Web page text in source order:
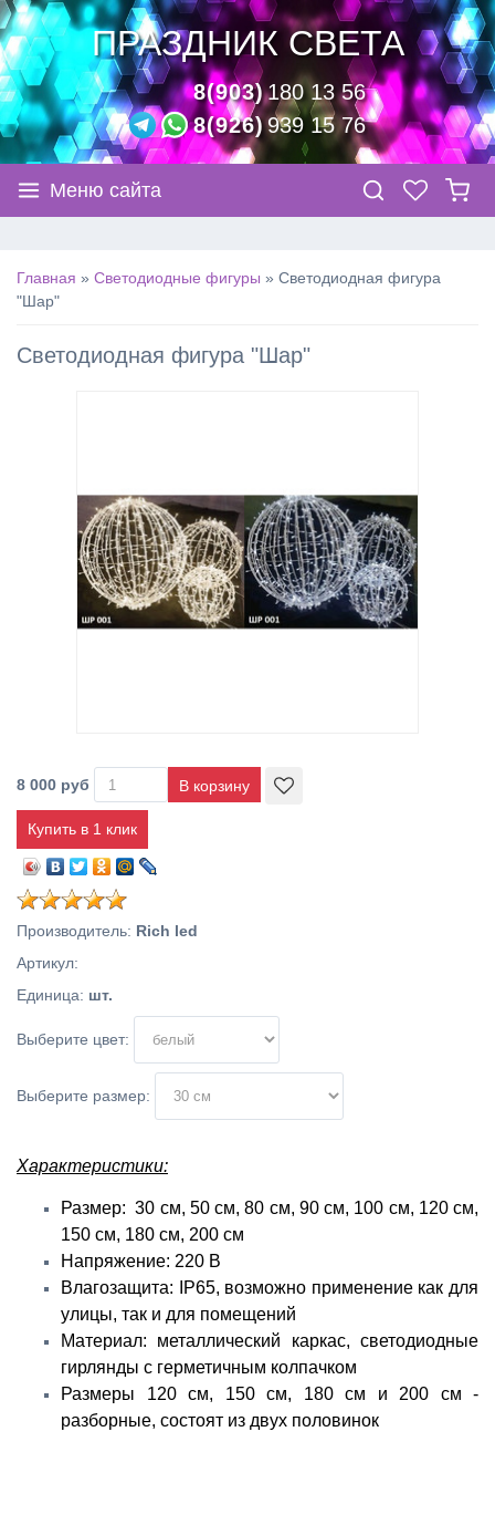
ПРАЗДНИК СВЕТА
8(903)180 13 56
8(926)939 15 76
Меню сайта
Главная » Светодиодные фигуры » Светодиодная фигура
"Шар"
Светодиодная фигура "Шар"
8 000 руб
Купить в 1 клик
Производитель: Rich led
Артикул:
Единица: шт.
Выберите цвет:
Выберите размер:
Характеристики:
Размер: 30 см, 50 см, 80 см, 90 см, 100 см, 120 см,
150 см, 180 см, 200 см
Напряжение: 220 В
Влагозащита: IP65, возможно применение как для
улицы, так и для помещений
Материал: металлический каркас, светодиодные
гирлянды с герметичным колпачком
Размеры 120 см, 150 см, 180 см и 200 см -
разборные, состоят из двух половинок